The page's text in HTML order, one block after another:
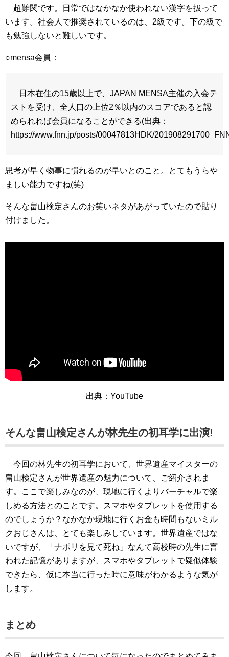
超難関です。日常ではなかなか使われない漢字を扱って
います。社会人で推奨されているのは、2級です。下の級で
も勉強しないと難しいです。
○mensa会員：
日本在住の15歳以上で、JAPAN MENSA主催の入会テ
ストを受け、全人口の上位2％以内のスコアであると認
められれば会員になることができる(出典：
https://www.fnn.jp/posts/00047813HDK/
思考が早く物事に慣れるのが早いとのこと。とてもうらや
ましい能力ですね(笑)
そんな畠山検定さんのお笑いネタがあがっていたので貼り
付けました。
出典：YouTube
そんな畠山検定さんが林先生の初耳学に出演!
今回の林先生の初耳学において、世界遺産マイスターの
畠山検定さんが世界遺産の魅力について、ご紹介されま
す。ここで楽しみなのが、現地に行くよりバーチャルで楽
しめる方法とのことです。スマホやタブレットを使用する
のでしょうか？なかなか現地に行くお金も時間もないミル
クおじさんは、とても楽しみしています。世界遺産ではな
いですが、「ナポリを見て死ね」なんて高校時の先生に言
われた記憶がありますが、スマホやタブレットで疑似体験
できたら、仮に本当に行った時に意味がわかるような気が
します。
まとめ